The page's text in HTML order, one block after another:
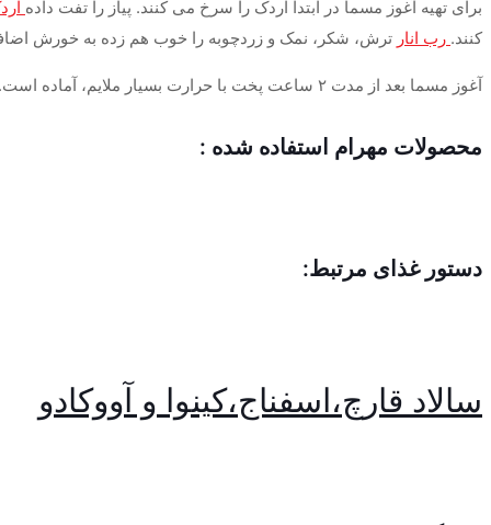
برای تهیه آغوز مسما در ابتدا اردک را سرخ می کنند. پیاز را تفت داده
کنند. رب انار ترش، شکر، نمک و زردچوبه را خوب هم زده به خورش
آغوز مسما بعد از مدت ۲ ساعت پخت با حرارت بسیار ملایم، آماده است.
محصولات مهرام استفاده شده :
دستور غذای مرتبط:
سالاد قارچ،اسفناج،کینوا و آووکادو